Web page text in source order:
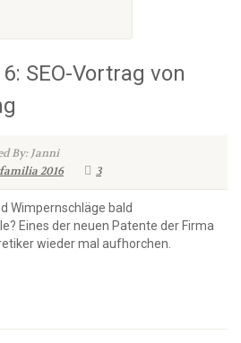
SEO-Vortrag von
By: Janni
2016 3
Wimpernschläge bald
Eines der neuen Patente der Firma
wieder mal aufhorchen.